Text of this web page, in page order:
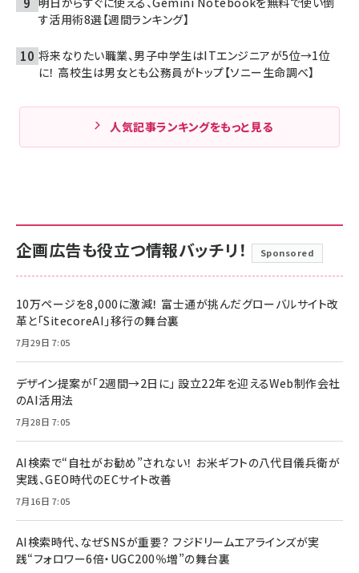
す活用術8選【週間ランキング】
将来なりたい職業、男子中学生はITエンジニアが5位→1位
に！ 高校生は男女とも公務員がトップ【ソニー生命調べ】
人気記事ランキングをもっと見る
企画広告も役立つ情報バッチリ！ Sponsored
10万ページを8,000に激減！ 富士通が挑んだグローバルサイト改
革と「SitecoreAI」移行の舞台裏
7月29日 7:05
デザイン提案が「2週間→2日に」 設立22年を迎えるWeb制作会社
のAI活用法
7月28日 7:05
AI検索で“自社がお勧め”されない！ お米ギフトの八代目儀兵衛が
実践、GEO時代のECサイト改善
7月16日 7:05
AI検索時代、なぜSNSが重要？ フジドリームエアラインズが実
践“フォロワー6倍・UGC200％増”の舞台裏